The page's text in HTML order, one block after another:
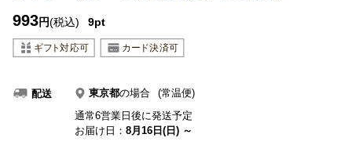
993円(税込) 9pt
配送 東京都の場合
(常温便)
通常6営業日後に発送予定
お届け日： 8月16日(日) ～